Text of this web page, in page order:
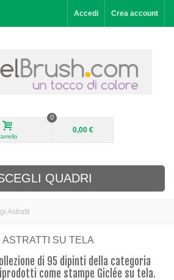
Accedi Crea account
0
0,00 €
QUADRI
Astratti
SU TELA
di 95 dipinti della categoria
come stampe Giclée su tela.